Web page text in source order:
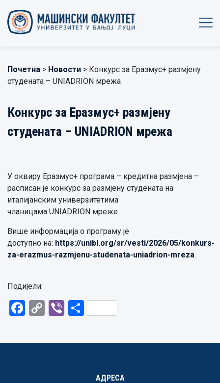
Почетна > Новости > Конкурс за Еразмус+ размјену
студената – UNIADRION мрежа
Конкурс за Еразмус+ размјену
студената – UNIADRION мрежа
У оквиру Еразмус+ програма – кредитна размјена –
расписан је конкурс за размјену студената на
италијанским универзитетима
чланицама UNIADRION мреже.
Више информација о програму је
доступно на: https://unibl.org/sr/vesti/2026/05/konkurs-
za-erazmus-razmjenu-studenata-uniadrion-mreza.
Подијели:
Facebook
CopyViberShare
АДРЕСА